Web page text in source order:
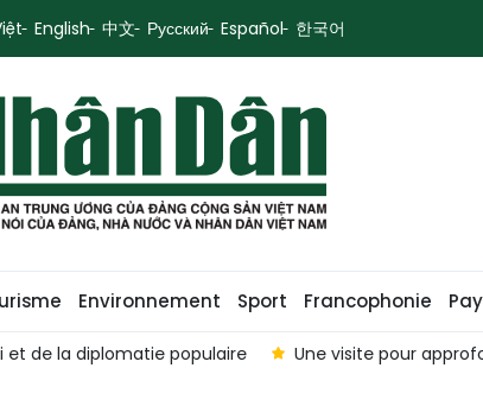
English 中文 Русский Español 한국어
Environnement Sport Francophonie
et de la diplomatie populaire Une visite pour